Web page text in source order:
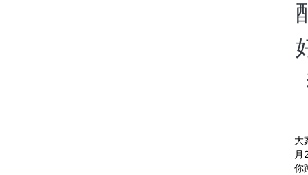
大
月
你